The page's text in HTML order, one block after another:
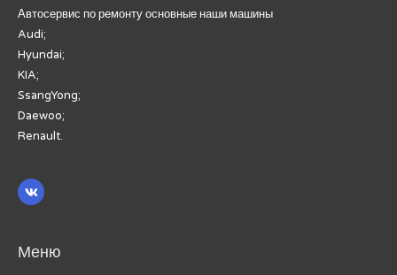
Автосервис по ремонту основные наши машины
Audi;
Hyundai;
KIA;
SsangYong;
Daewoo;
Renault.
Меню